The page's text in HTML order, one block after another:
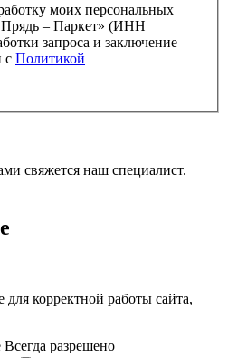
моих персональных
– Паркет» (ИНН
с Политикой
свяжется наш специалист.
корректной работы сайта,
Всегда разрешено